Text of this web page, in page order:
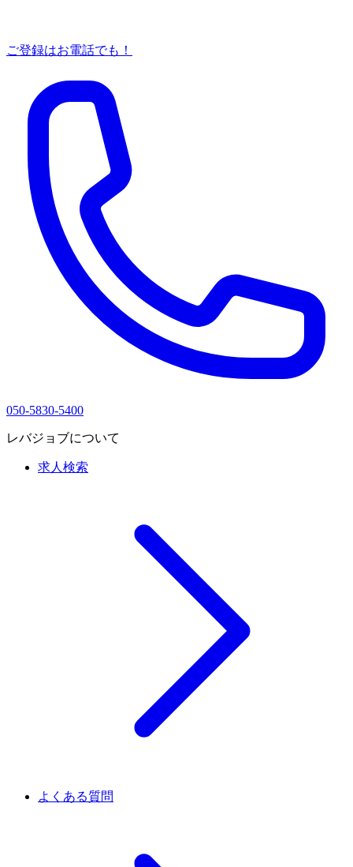
ご登録はお電話でも！
050-5830-5400
レバジョブについて
求人検索
よくある質問